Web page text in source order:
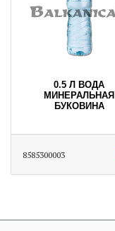
0.5 Л ВОДА
МИНЕРАЛЬНАЯ
БУКОВИНА
8585300003